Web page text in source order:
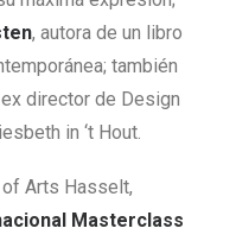
, autora de un libro
también
director de Design
in ‘t Hout.
Arts Hasselt,
Masterclass